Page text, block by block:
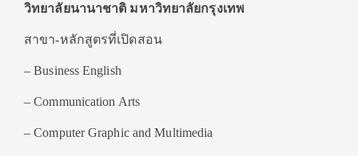
วิทยาลัยนานาชาติ มหาวิทยาลัยกรุงเทพ
สาขา-หลักสูตรที่เปิดสอน
– Business English
– Communication Arts
– Computer Graphic and Multimedia